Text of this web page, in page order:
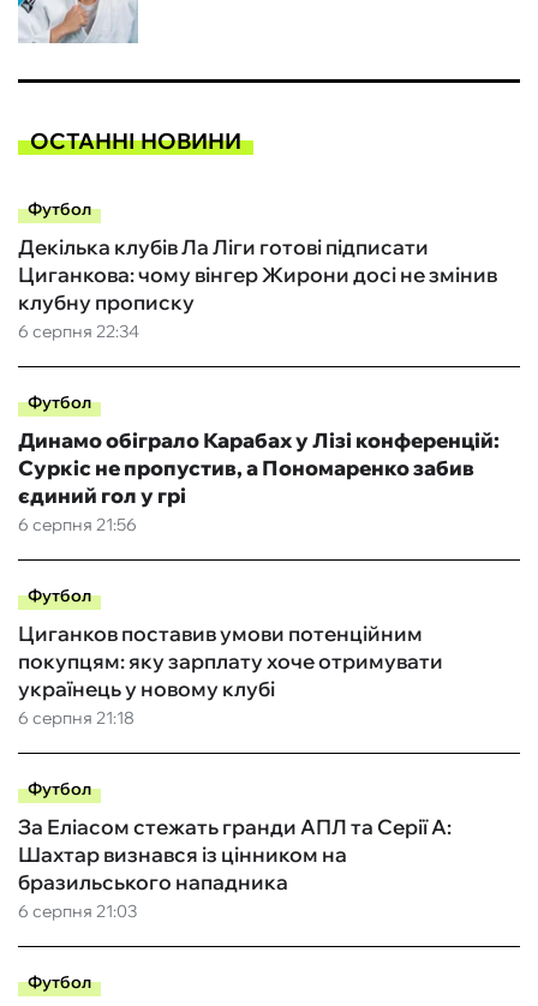
ОСТАННІ НОВИНИ
Футбол
6 серпня 22:34
Декілька клубів Ла Ліги готові підписати
Циганкова: чому вінгер Жирони досі не змінив
клубну прописку
Футбол
6 серпня 21:56
Динамо обіграло Карабах у Лізі конференцій:
Суркіс не пропустив, а Пономаренко забив
єдиний гол у грі
Футбол
6 серпня 21:18
Циганков поставив умови потенційним
покупцям: яку зарплату хоче отримувати
українець у новому клубі
Футбол
6 серпня 21:03
За Еліасом стежать гранди АПЛ та Серії А:
Шахтар визнався із цінником на
бразильського нападника
Футбол